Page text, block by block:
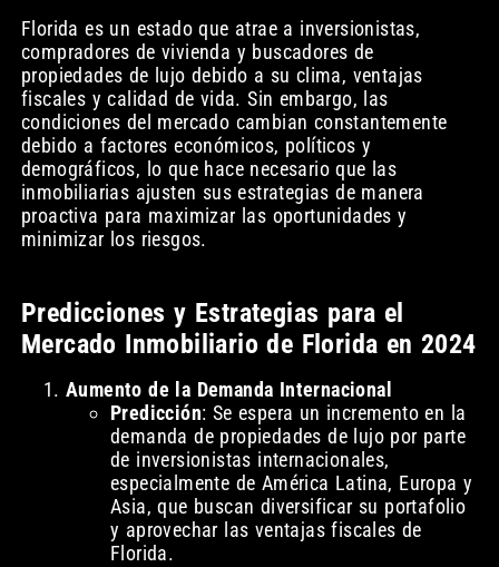
Florida es un estado que atrae a inversionistas,
compradores de vivienda y buscadores de
propiedades de lujo debido a su clima, ventajas
fiscales y calidad de vida. Sin embargo, las
condiciones del mercado cambian constantemente
debido a factores económicos, políticos y
demográficos, lo que hace necesario que las
inmobiliarias ajusten sus estrategias de manera
proactiva para maximizar las oportunidades y
minimizar los riesgos.
Predicciones y Estrategias para el
Mercado Inmobiliario de Florida en 2024
Aumento de la Demanda Internacional
Predicción: Se espera un incremento en la
demanda de propiedades de lujo por parte
de inversionistas internacionales,
especialmente de América Latina, Europa y
Asia, que buscan diversificar su portafolio
y aprovechar las ventajas fiscales de
Florida.